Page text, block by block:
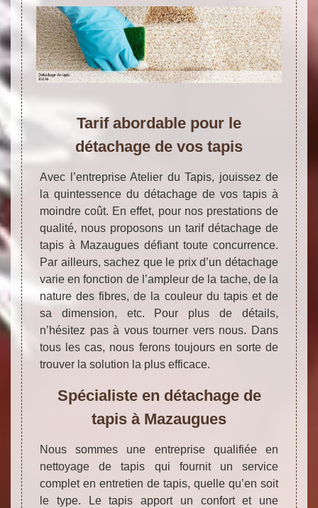
Tarif abordable pour le
détachage de vos tapis
Avec l’entreprise Atelier du Tapis, jouissez de
la quintessence du détachage de vos tapis à
moindre coût. En effet, pour nos prestations de
qualité, nous proposons un tarif détachage de
tapis à Mazaugues défiant toute concurrence.
Par ailleurs, sachez que le prix d’un détachage
varie en fonction de l’ampleur de la tache, de la
nature des fibres, de la couleur du tapis et de
sa dimension, etc. Pour plus de détails,
n’hésitez pas à vous tourner vers nous. Dans
tous les cas, nous ferons toujours en sorte de
trouver la solution la plus efficace.
Spécialiste en détachage de
tapis à Mazaugues
Nous sommes une entreprise qualifiée en
nettoyage de tapis qui fournit un service
complet en entretien de tapis, quelle qu’en soit
le type. Le tapis apport un confort et une